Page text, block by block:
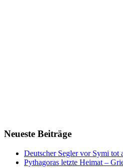
Neueste Beiträge
Deutscher Segler vor Symi tot
Pythagoras letzte Heimat –